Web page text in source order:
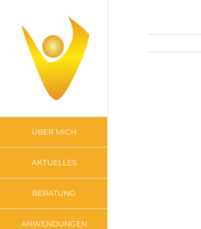
springen
ÜBER MICH
AKTUELLES
BERATUNG
ANWENDUNGEN